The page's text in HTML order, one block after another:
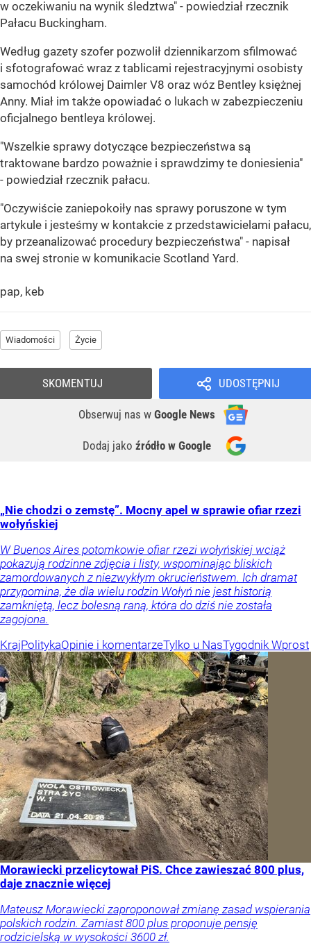
w oczekiwaniu na wynik śledztwa" - powiedział rzecznik
Pałacu Buckingham.
Według gazety szofer pozwolił dziennikarzom sfilmować
i sfotografować wraz z tablicami rejestracyjnymi osobisty
samochód królowej Daimler V8 oraz wóz Bentley księżnej
Anny. Miał im także opowiadać o lukach w zabezpieczeniu
oficjalnego bentleya królowej.
"Wszelkie sprawy dotyczące bezpieczeństwa są
traktowane bardzo poważnie i sprawdzimy te doniesienia"
- powiedział rzecznik pałacu.
"Oczywiście zaniepokoiły nas sprawy poruszone w tym
artykule i jesteśmy w kontakcie z przedstawicielami pałacu,
by przeanalizować procedury bezpieczeństwa" - napisał
na swej stronie w komunikacie Scotland Yard.
pap, keb
Wiadomości Życie
UDOSTĘPNIJ
Obserwuj nas w Google News
Dodaj jako źródło w Google
SKOMENTUJ
„Nie chodzi o zemstę”. Mocny apel w sprawie ofiar rzezi
wołyńskiej
W Buenos Aires potomkowie ofiar rzezi wołyńskiej wciąż
pokazują rodzinne zdjęcia i listy, wspominając bliskich
zamordowanych z niezwykłym okrucieństwem. Ich dramat
przypomina, że dla wielu rodzin Wołyń nie jest historią
zamkniętą, lecz bolesną raną, która do dziś nie została
zagojona.
KrajPolitykaOpinie i komentarzeTylko u NasTygodnik Wprost
Morawiecki przelicytował PiS. Chce zawieszać 800 plus,
daje znacznie więcej
Mateusz Morawiecki zaproponował zmianę zasad wspierania
polskich rodzin. Zamiast 800 plus proponuje pensję
rodzicielską w wysokości 3600 zł.